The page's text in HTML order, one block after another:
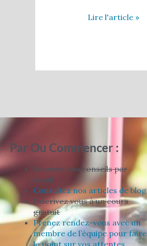
Lire l'article »
Par Ou Commencer :
Recevez nos conseils par
email
Consultez nos articles de blog
Inscrivez vous à un cours
gratuit
Prenez rendez-vous avec un
membre de l’équipe pour faire
le point sur vos attentes